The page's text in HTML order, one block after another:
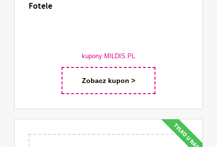
Fotele
kupony MILDIS.PL
Zobacz kupon >